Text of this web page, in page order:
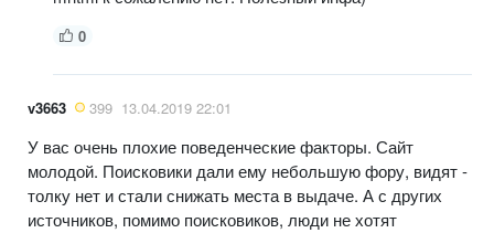
0
v3663 399 13.04.2019 22:01
У вас очень плохие поведенческие факторы. Сайт
молодой. Поисковики дали ему небольшую фору, видят -
толку нет и стали снижать места в выдаче. А с других
источников, помимо поисковиков, люди не хотят